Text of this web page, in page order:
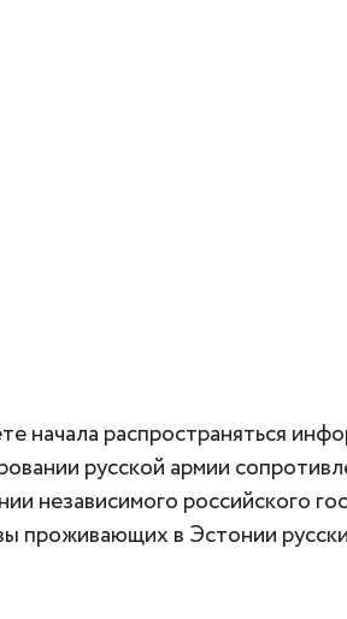
начала распространяться
русской армии
независимого российского
проживающих в Эстонии